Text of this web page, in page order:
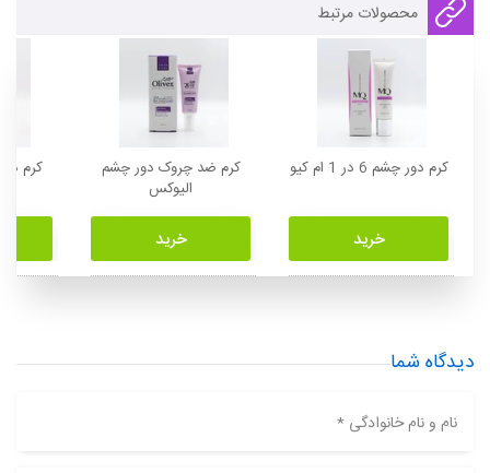
محصولات مرتبط
کرم دور چشم 6 در 1 ام کیو
خرید
کرم ضد چروک دور چشم
الیوکس
خرید
کرم
دیدگاه شما
نام و نام خانوادگی *